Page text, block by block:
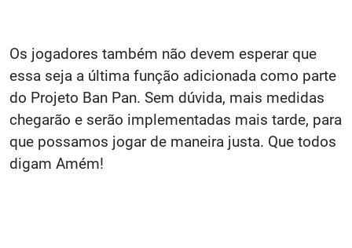
Os jogadores também não devem esperar que
essa seja a última função adicionada como parte
do Projeto Ban Pan. Sem dúvida, mais medidas
chegarão e serão implementadas mais tarde, para
que possamos jogar de maneira justa. Que todos
digam Amém!